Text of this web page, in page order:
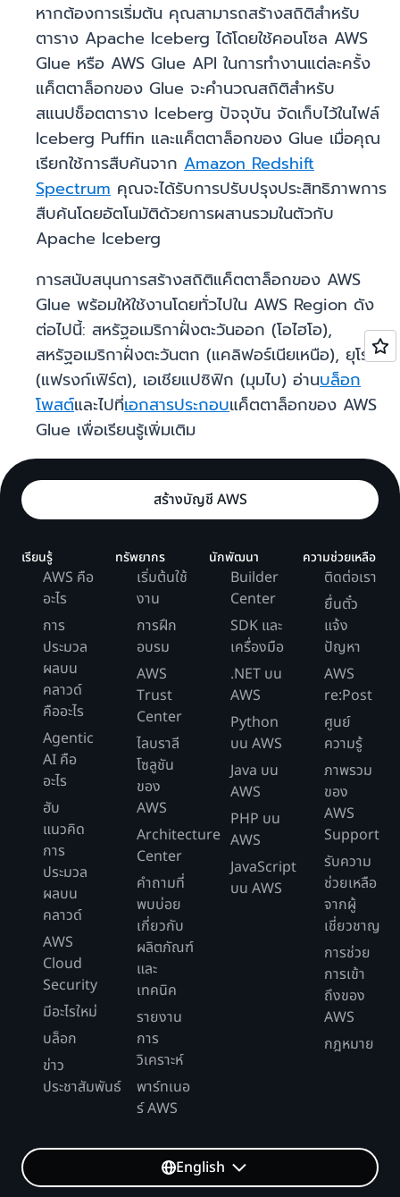
หากต้องการเริ่มต้น คุณสามารถสร้างสถิติสำหรับ
ตาราง Apache Iceberg ได้โดยใช้คอนโซล AWS
Glue หรือ AWS Glue API ในการทำงานแต่ละครั้ง
แค็ตตาล็อกของ Glue จะคำนวณสถิติสำหรับ
สแนปช็อตตาราง Iceberg ปัจจุบัน จัดเก็บไว้ในไฟล์
Iceberg Puffin และแค็ตตาล็อกของ Glue เมื่อคุณ
เรียกใช้การสืบค้นจาก Amazon Redshift
Spectrum คุณจะได้รับการปรับปรุงประสิทธิภาพการ
สืบค้นโดยอัตโนมัติด้วยการผสานรวมในตัวกับ
Apache Iceberg
การสนับสนุนการสร้างสถิติแค็ตตาล็อกของ AWS
Glue พร้อมให้ใช้งานโดยทั่วไปใน AWS Region ดัง
ต่อไปนี้: สหรัฐอเมริกาฝั่งตะวันออก (โอไฮโอ),
สหรัฐอเมริกาฝั่งตะวันตก (แคลิฟอร์เนียเหนือ), ยุโรป
(แฟรงก์เฟิร์ต), เอเชียแปซิฟิก (มุมไบ) อ่านบล็อก
โพสต์และไปที่เอกสารประกอบแค็ตตาล็อกของ AWS
Glue เพื่อเรียนรู้เพิ่มเติม
สร้างบัญชี AWS
เรียนรู้
AWS คือ
อะไร
การ
ประมวล
ผลบน
คลาวด์
คืออะไร
Agentic
AI คือ
อะไร
ฮับ
แนวคิด
การ
ประมวล
ผลบน
คลาวด์
AWS
Cloud
Security
มีอะไรใหม่
บล็อก
ข่าว
ประชาสัมพันธ์
ทรัพยากร
เริ่มต้นใช้
งาน
การฝึก
อบรม
AWS
Trust
Center
ไลบราลี
โซลูชัน
ของ
AWS
Architecture
Center
คำถามที่
พบบ่อย
เกี่ยวกับ
ผลิตภัณฑ์
และ
เทคนิค
รายงาน
การ
วิเคราะห์
พาร์ทเนอ
ร์ AWS
นักพัฒนา
Builder
Center
SDK และ
เครื่องมือ
.NET บน
AWS
Python
บน AWS
Java บน
AWS
PHP บน
AWS
JavaScript
บน AWS
ความช่วยเหลือ
ติดต่อเรา
ยื่นตั๋ว
แจ้ง
ปัญหา
AWS
re:Post
ศูนย์
ความรู้
ภาพรวม
ของ
AWS
Support
รับความ
ช่วยเหลือ
จากผู้
เชี่ยวชาญ
การช่วย
การเข้า
ถึงของ
AWS
กฎหมาย
English